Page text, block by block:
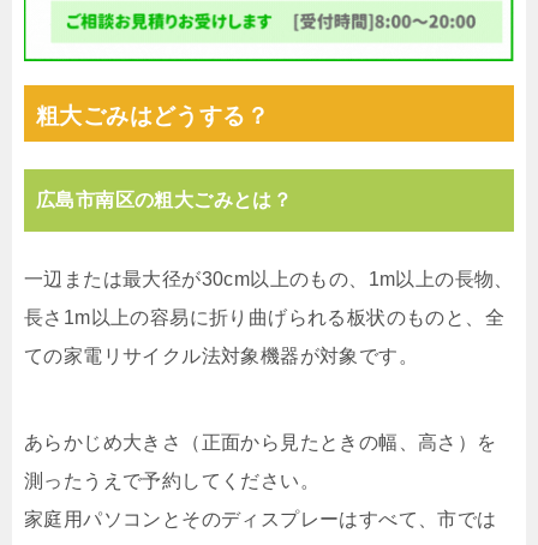
粗大ごみはどうする？
広島市南区の粗大ごみとは？
一辺または最大径が30cm以上のもの、1m以上の長物、
長さ1m以上の容易に折り曲げられる板状のものと、全
ての家電リサイクル法対象機器が対象です。
あらかじめ大きさ（正面から見たときの幅、高さ）を
測ったうえで予約してください。
家庭用パソコンとそのディスプレーはすべて、市では